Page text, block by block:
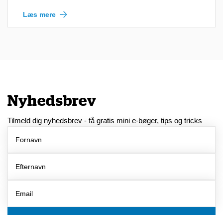
Læs mere
Nyhedsbrev
Tilmeld dig nyhedsbrev - få gratis mini e-bøger, tips og tricks